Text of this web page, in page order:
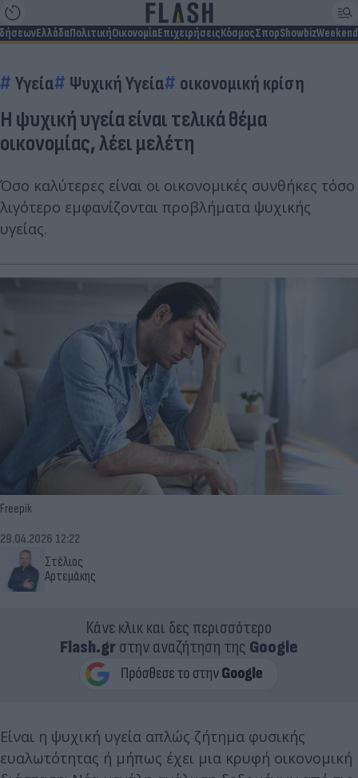
ΕλλάδαΠολιτικήΟικονομίαΕπιχειρήσειςΚόσμοςΣπορShowbizWeekend
Υγεία Ψυχική Υγεία οικονομική κρίση
Η ψυχική υγεία είναι τελικά θέμα
οικονομίας, λέει μελέτη
Όσο καλύτερες είναι οι οικονομικές συνθήκες τόσο
λιγότερο εμφανίζονται προβλήματα ψυχικής
υγείας.
Freepik
Στέλιος
Αρτεμάκης
29.04.2026 12:22
Κάνε κλικ και δες περισσότερο
Flash.grστην αναζήτηση της Google
Είναι η ψυχική υγεία απλώς ζήτημα φυσικής
ευαλωτότητας ή μήπως έχει μια κρυφή οικονομική